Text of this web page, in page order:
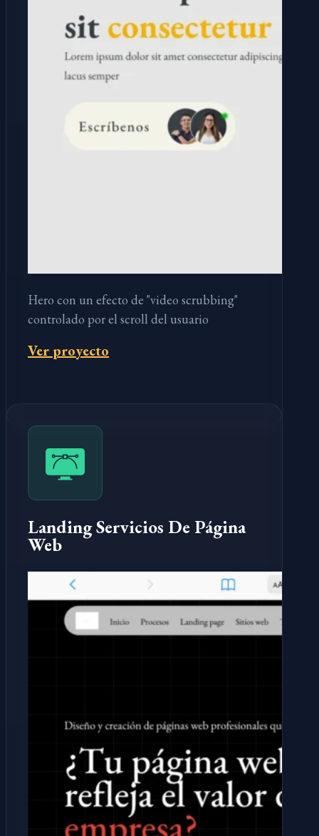
Hero con un efecto de "video scrubbing"
controlado por el scroll del usuario
Ver proyecto
Landing Servicios De Página
Web